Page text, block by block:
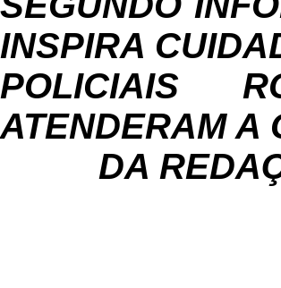
INSPIRA
POLICIAIS
ATENDERAM A
DA